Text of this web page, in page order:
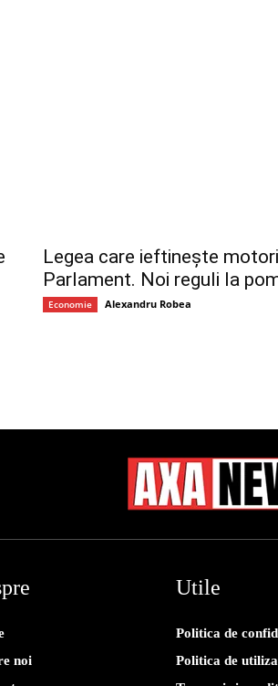
Legea care ieftinește
Parlament. Noi reguli la
Economie Alexandru Robea
noi
Utile
Politica de
Politica de